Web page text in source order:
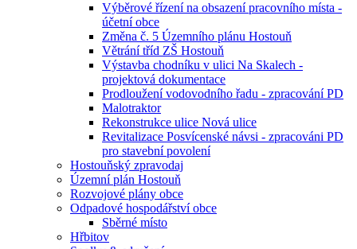
Výběrové řízení na obsazení pracovního místa -
účetní obce
Změna č. 5 Územního plánu Hostouň
Větrání tříd ZŠ Hostouň
Výstavba chodníku v ulici Na Skalech -
projektová dokumentace
Prodloužení vodovodního řadu - zpracování PD
Malotraktor
Rekonstrukce ulice Nová ulice
Revitalizace Posvícenské návsi - zpracováni PD
pro stavební povolení
Hostouňský zpravodaj
Územní plán Hostouň
Rozvojové plány obce
Odpadové hospodářství obce
Sběrné místo
Hřbitov